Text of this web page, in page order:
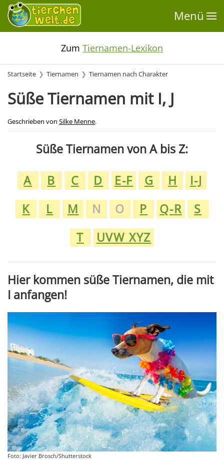
Menü
Zum Tiernamen-Lexikon
Startseite Tiernamen Tiernamen nach Charakter
Süße Tiernamen mit I, J
Geschrieben von Silke Menne.
Süße Tiernamen von A bis Z:
A
B C D E-F G H
I-J
K
L M N O P Q-R
S
T
UVW XYZ
Hier kommen süße Tiernamen, die mit
I anfangen!
Foto: Javier Brosch/Shutterstock